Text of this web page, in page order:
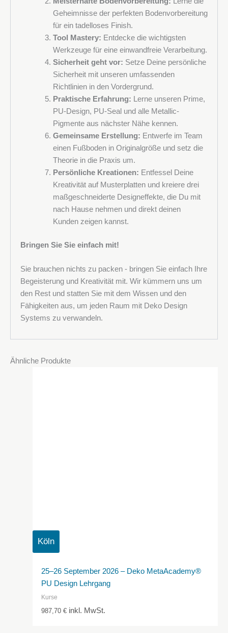
Geheimnisse der perfekten Bodenvorbereitung
für ein tadelloses Finish.
Tool Mastery: Entdecke die wichtigsten
Werkzeuge für eine einwandfreie Verarbeitung.
Sicherheit geht vor: Setze Deine persönliche
Sicherheit mit unseren umfassenden
Richtlinien in den Vordergrund.
Praktische Erfahrung: Lerne unseren Prime,
PU-Design, PU-Seal und alle Metallic-
Pigmente aus nächster Nähe kennen.
Gemeinsame Erstellung: Entwerfe im Team
einen Fußboden in Originalgröße und setz die
Theorie in die Praxis um.
Persönliche Kreationen: Entfessel Deine
Kreativität auf Musterplatten und kreiere drei
maßgeschneiderte Designeffekte, die Du mit
nach Hause nehmen und direkt deinen
Kunden zeigen kannst.
Bringen Sie Sie einfach mit!
Sie brauchen nichts zu packen - bringen Sie einfach Ihre
Begeisterung und Kreativität mit. Wir kümmern uns um
den Rest und statten Sie mit dem Wissen und den
Fähigkeiten aus, um jeden Raum mit Deko Design
Systems zu verwandeln.
Ähnliche Produkte
Köln
25–26 September 2026 – Deko MetaAcademy®
PU Design Lehrgang
Kurse
987,70€ inkl. MwSt.